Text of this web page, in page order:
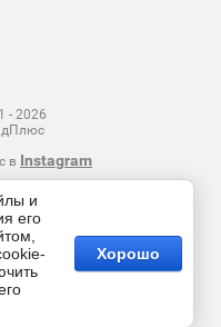
- 2026
в Instagram
и
его
Хорошо